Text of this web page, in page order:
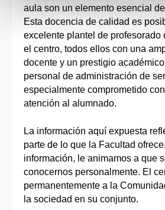
aula son un elemento esencial
Esta docencia de calidad es
excelente plantel de profesorado
el centro, todos ellos con una
docente y un prestigio
personal de administración de
especialmente comprometido
atención al alumnado.
La información aquí expuesta
parte de lo que la Facultad
información, le animamos a que
conocernos personalmente. El
permanentemente a la
la sociedad en su conjunto.